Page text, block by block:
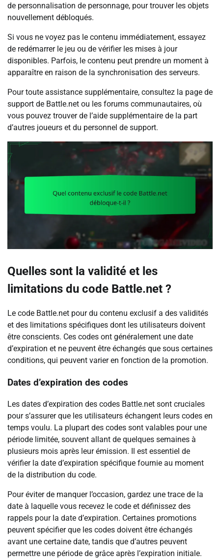
de personnalisation de personnage, pour trouver les objets
nouvellement débloqués.
Si vous ne voyez pas le contenu immédiatement, essayez
de redémarrer le jeu ou de vérifier les mises à jour
disponibles. Parfois, le contenu peut prendre un moment à
apparaître en raison de la synchronisation des serveurs.
Pour toute assistance supplémentaire, consultez la page de
support de Battle.net ou les forums communautaires, où
vous pouvez trouver de l’aide supplémentaire de la part
d’autres joueurs et du personnel de support.
Quelles sont la validité et les
limitations du code Battle.net ?
Le code Battle.net pour du contenu exclusif a des validités
et des limitations spécifiques dont les utilisateurs doivent
être conscients. Ces codes ont généralement une date
d’expiration et ne peuvent être échangés que sous certaines
conditions, qui peuvent varier en fonction de la promotion.
Dates d’expiration des codes
Les dates d’expiration des codes Battle.net sont cruciales
pour s’assurer que les utilisateurs échangent leurs codes en
temps voulu. La plupart des codes sont valables pour une
période limitée, souvent allant de quelques semaines à
plusieurs mois après leur émission. Il est essentiel de
vérifier la date d’expiration spécifique fournie au moment
de la distribution du code.
Pour éviter de manquer l’occasion, gardez une trace de la
date à laquelle vous recevez le code et définissez des
rappels pour la date d’expiration. Certaines promotions
peuvent spécifier que les codes doivent être échangés
avant une certaine date, tandis que d’autres peuvent
permettre une période de grâce après l’expiration initiale.